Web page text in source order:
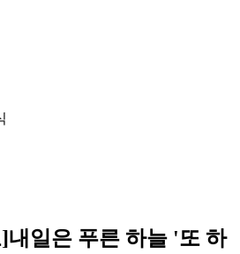
내일은 푸른 하늘 '또 하